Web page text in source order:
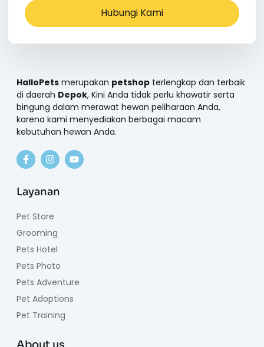
Hubungi Kami
HalloPets merupakan petshop terlengkap dan terbaik
di daerah Depok, Kini Anda tidak perlu khawatir serta
bingung dalam merawat hewan peliharaan Anda,
karena kami menyediakan berbagai macam
kebutuhan hewan Anda.
Layanan
Pet Store
Grooming
Pets Hotel
Pets Photo
Pets Adventure
Pet Adoptions
Pet Training